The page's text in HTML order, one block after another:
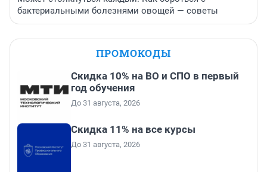
бактериальными болезнями овощей — советы
ПРОМОКОДЫ
Скидка 10% на ВО и СПО в первый
год обучения
До 31 августа, 2026
Скидка 11% на все курсы
До 31 августа, 2026